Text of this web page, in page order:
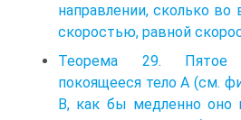
направлении, сколько во
скоростью, равной
Теорема 29. Пятое
покоящееся тело А (см.
В, как бы медленно оно